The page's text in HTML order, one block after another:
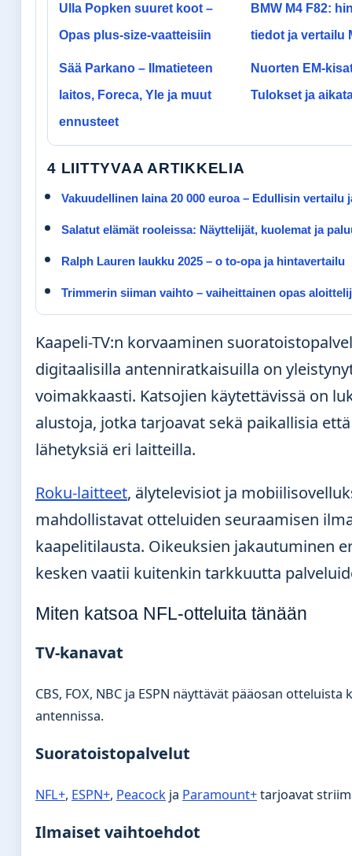
Ulla Popken suuret koot –
Opas plus-size-vaatteisiin
BMW M4 F82:
tiedot ja vertailu
Sää Parkano – Ilmatieteen
laitos, Foreca, Yle ja muut
ennusteet
Nuorten EM-
Tulokset ja
4 LIITTYVAA ARTIKKELIA
Vakuudellinen laina 20 000 euroa – Edullisin vertailu
Salatut elämät rooleissa: Näyttelijät, kuolemat ja
Ralph Lauren laukku 2025 – o to-opa ja hintavertailu
Trimmerin siiman vaihto – vaiheittainen opas
Kaapeli-TV:n korvaaminen
digitaalisilla antenniratkaisuilla on
voimakkaasti. Katsojien käytettävissä on
alustoja, jotka tarjoavat sekä paikallisia
lähetyksiä eri laitteilla.
Roku-laitteet, älytelevisiot ja
mahdollistavat otteluiden seuraamisen
kaapelitilausta. Oikeuksien jakautuminen
kesken vaatii kuitenkin tarkkuutta
Miten katsoa NFL-otteluita tänään
TV-kanavat
CBS, FOX, NBC ja ESPN näyttävät pääosan otteluista
antennissa.
Suoratoistopalvelut
NFL+, ESPN+, Peacock ja Paramount+tarjoavat
Ilmaiset vaihtoehdot